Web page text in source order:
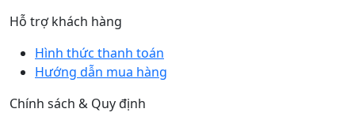
Hỗ trợ khách hàng
Hình thức thanh toán
Hướng dẫn mua hàng
Chính sách & Quy định